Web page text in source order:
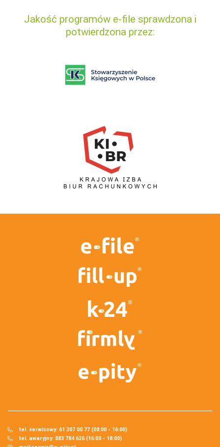
Jakość programów e-file sprawdzona i
potwierdzona przez:
tel. serwisowy: 61 307 00 77 (08:00 - 16:00)
tel. awaryjny: 883 784 626 (16:00 - 18:00)